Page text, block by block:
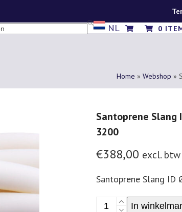
NL 0
Home » Webshop »
Santoprene Slang
3200
€388,00 excl. btw
Santoprene Slang
Santoprene
In